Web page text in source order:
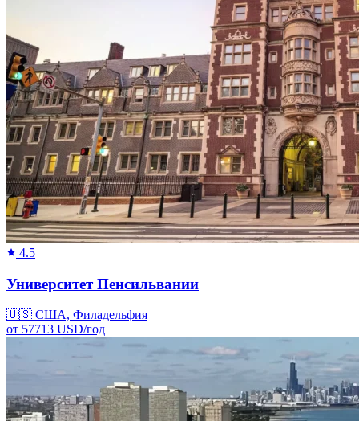
4.5
Университет Пенсильвании
🇺🇸 США, Филадельфия
от 57713 USD/год